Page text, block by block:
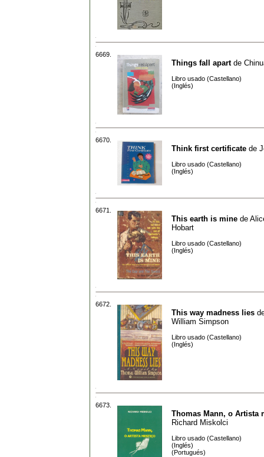
6669.
Things fall apartde
Libro usado (Castellano)
(Inglés)
6670.
Think first certificate de
Libro usado (Castellano)
(Inglés)
6671.
This earth is mine de
Hobart
Libro usado (Castellano)
(Inglés)
6672.
This way madness lies
William Simpson
Libro usado (Castellano)
(Inglés)
6673.
Thomas Mann, o Artista
Richard Miskolci
Libro usado (Castellano)
(Inglés)
(Portugués)